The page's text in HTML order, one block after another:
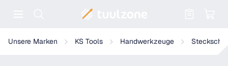
Unsere Marken KS Tools Handwerkzeuge
KS Tools 1/4" CHROMEplus 12-kant-Stecknuss